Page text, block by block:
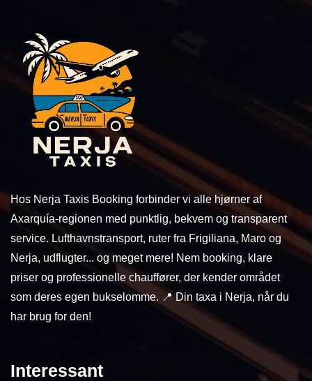
Hos Nerja Taxis Booking forbinder vi alle hjørner af
Axarquía-regionen med punktlig, bekvem og transparent
service. Lufthavnstransport, ruter fra Frigiliana, Maro og
Nerja, udflugter... og meget mere! Nem booking, klare
priser og professionelle chauffører, der kender området
som deres egen bukselomme. 📍 Din taxa i Nerja, når du
har brug for den!
Interessant